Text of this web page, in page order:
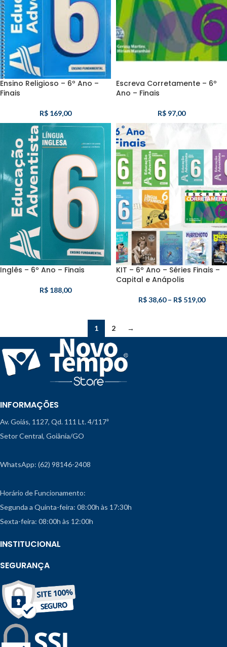
Ensino Religioso – 6º Ano –
Finais
R$ 169,00
Escreva Corretamente – 6º
Ano – Finais
R$ 97,00
Inglês – 6º Ano – Finais
R$ 188,00
KIT – 6º Ano – Séries Finais –
Capital e Anápolis
R$38,60 – R$519,00
1 2 →
INFORMAÇÕES
Av. Goiás, 1127, Qd. 111 Lt. 4/117ª
Setor Central, Goiânia/GO
WhatsApp: (62) 98146-2408
Horário de Funcionamento:
Segunda a Quinta-feira: 08:00h às 17:30h
Sexta-feira: 08:00h às 12:00h
INSTITUCIONAL
SEGURANÇA